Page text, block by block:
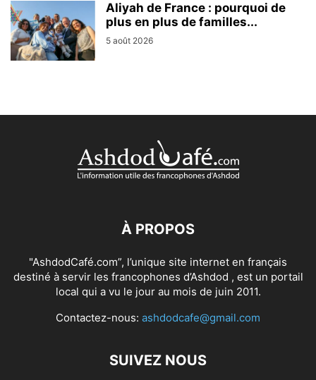
Aliyah de France : pourquoi de
plus en plus de familles...
5 août 2026
À PROPOS
"AshdodCafé.com”, l’unique site internet en français
destiné à servir les francophones d’Ashdod , est un portail
local qui a vu le jour au mois de juin 2011.
Contactez-nous: ashdodcafe@gmail.com
SUIVEZ NOUS